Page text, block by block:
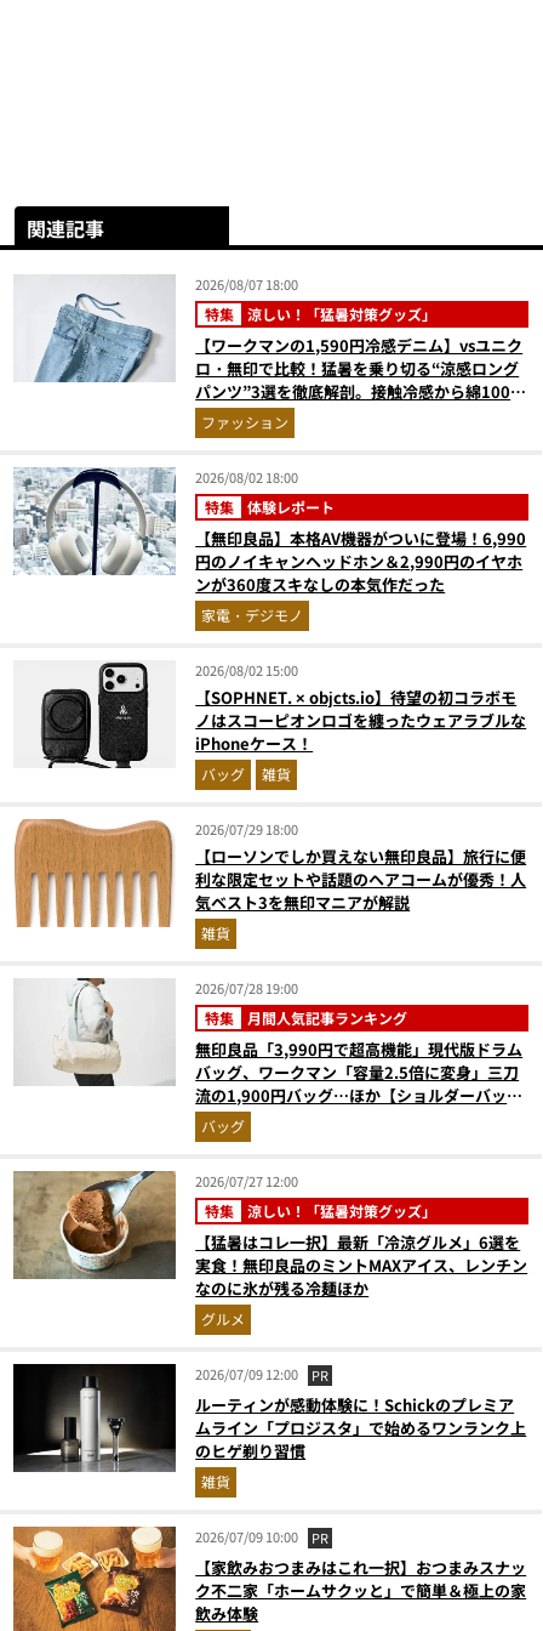
関連記事
2026/08/07 18:00
特集 涼しい！「猛暑対策グッズ」
【ワークマンの1,590円冷感デニム】vsユニク
ロ・無印で比較！猛暑を乗り切る“涼感ロング
パンツ”3選を徹底解剖。接触冷感から綿100%
まで決定版
ファッション
2026/08/02 18:00
特集 体験レポート
【無印良品】本格AV機器がついに登場！6,990
円のノイキャンヘッドホン＆2,990円のイヤホ
ンが360度スキなしの本気作だった
家電・デジモノ
2026/08/02 15:00
【SOPHNET. × objcts.io】待望の初コラボモ
ノはスコーピオンロゴを纏ったウェアラブルな
iPhoneケース！
バッグ 雑貨
2026/07/29 18:00
【ローソンでしか買えない無印良品】旅行に便
利な限定セットや話題のヘアコームが優秀！人
気ベスト3を無印マニアが解説
雑貨
2026/07/28 19:00
特集 月間人気記事ランキング
無印良品「3,990円で超高機能」現代版ドラム
バッグ、ワークマン「容量2.5倍に変身」三刀
流の1,900円バッグ…ほか【ショルダーバッグ
の人気記事ランキングベスト3】（2026年6月
版）
バッグ
2026/07/27 12:00
特集 涼しい！「猛暑対策グッズ」
【猛暑はコレ一択】最新「冷涼グルメ」6選を
実食！無印良品のミントMAXアイス、レンチン
なのに氷が残る冷麺ほか
グルメ
2026/07/09 12:00 PR
ルーティンが感動体験に！Schickのプレミア
ムライン「プロジスタ」で始めるワンランク上
のヒゲ剃り習慣
雑貨
2026/07/09 10:00 PR
【家飲みおつまみはこれ一択】おつまみスナッ
ク不二家「ホームサクッと」で簡単＆極上の家
飲み体験